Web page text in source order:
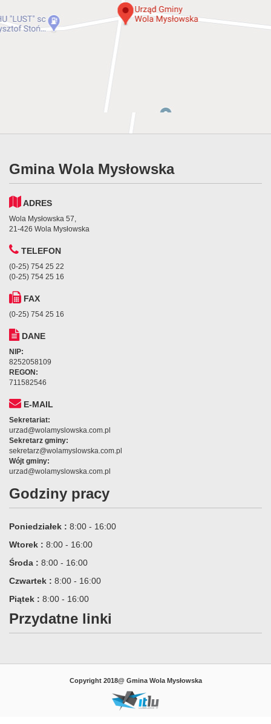
Gmina Wola Mysłowska
ADRES
Wola Mysłowska 57,
21-426 Wola Mysłowska
TELEFON
(0-25) 754 25 22
(0-25) 754 25 16
FAX
(0-25) 754 25 16
DANE
NIP:
8252058109
REGON:
711582546
E-MAIL
Sekretariat:
urzad@wolamyslowska.com.pl
Sekretarz gminy:
sekretarz@wolamyslowska.com.pl
Wójt gminy:
urzad@wolamyslowska.com.pl
Godziny pracy
Poniedziałek : 8:00 - 16:00
Wtorek : 8:00 - 16:00
Środa : 8:00 - 16:00
Czwartek : 8:00 - 16:00
Piątek : 8:00 - 16:00
Przydatne linki
Copyright 2018@ Gmina Wola Mysłowska